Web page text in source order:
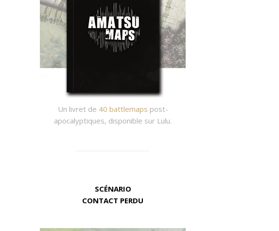
Un livret de 40 battlemaps post-
apocalyptiques, disponible sur Lulu.
SCÉNARIO
CONTACT PERDU